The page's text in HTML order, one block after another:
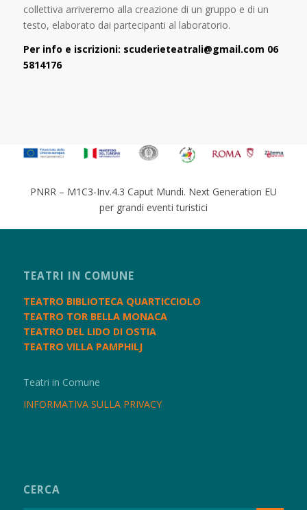
collettiva arriveremo alla creazione di un gruppo e di un
testo, elaborato dai partecipanti al laboratorio.
Per info e iscrizioni: scuderieteatrali@gmail.com 06
5814176
PNRR – M1C3-Inv.4.3 Caput Mundi. Next Generation EU
per grandi eventi turistici
TEATRI IN COMUNE
TEATRO BIBLIOTECA QUARTICCIOLO
TEATRO TOR BELLA MONACA
TEATRO DEL LIDO DI OSTIA
TEATRO VILLA PAMPHILJ
Teatri in Comune
INFORMATIVA SULLA PRIVACY
CERCA